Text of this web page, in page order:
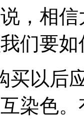
相信
们要
以后应
染色